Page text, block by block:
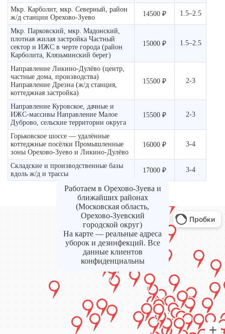
Мкр. Карболит, мкр. Северный, район
ж/д станции Орехово-Зуево
14500 ₽ 1.5–2.5
Мкр. Парковский, мкр. Мадонский,
плотная жилая застройка Частный
сектор и ИЖС в черте города (район
Карболита, Клязьминский берег)
15000 ₽ 1.5–2.5
Направление Ликино-Дулёво (центр,
частные дома, производства)
Направление Дрезна (ж/д станция,
коттеджная застройка)
15500 ₽ 2-3
Направление Куровское, дачные и
ИЖС-массивы Направление Малое
Дуброво, сельские территории округа
15500 ₽ 2-3
Горьковское шоссе — удалённые
коттеджные посёлки Промышленные
зоны Орехово-Зуево и Ликино-Дулёво
16000 ₽ 3-4
Складские и производственные базы
вдоль ж/д и трассы
17000 ₽ 3-4
Работаем в Орехово-Зуева и
ближайших районах
(Московская область,
Орехово-Зуевский
городской округ)
На карте — реальные адреса
уборок и дезинфекций. Все
данные клиентов
конфиденциальны